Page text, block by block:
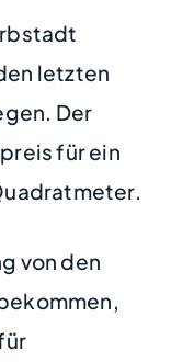
letzten
Der
für ein
von den